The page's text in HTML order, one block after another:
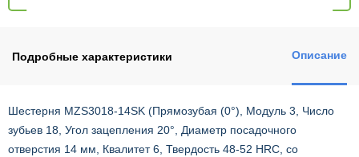
Подробные характеристики Описание
Шестерня MZS3018-14SK (Прямозубая (0°), Модуль 3, Число
зубьев 18, Угол зацепления 20°, Диаметр посадочного
отверстия 14 мм, Квалитет 6, Твердость 48-52 HRC, со